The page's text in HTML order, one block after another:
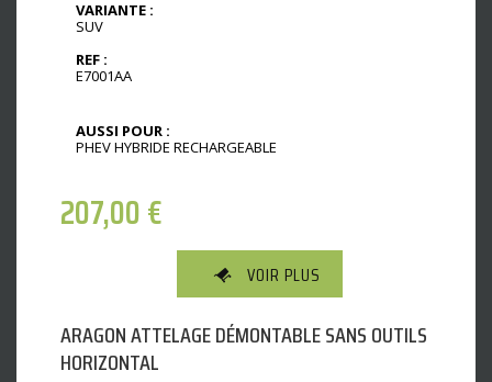
VARIANTE :
SUV
REF :
E7001AA
AUSSI POUR :
PHEV HYBRIDE RECHARGEABLE
207,00€
VOIR PLUS
ARAGON ATTELAGE DÉMONTABLE SANS OUTILS
HORIZONTAL